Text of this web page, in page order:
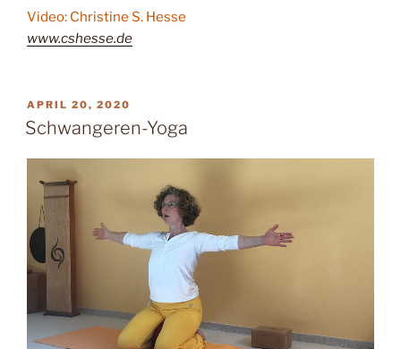
Video: Christine S. Hesse
www.cshesse.de
VERÖFFENTLICHT
AM
APRIL 20, 2020
Schwangeren-Yoga